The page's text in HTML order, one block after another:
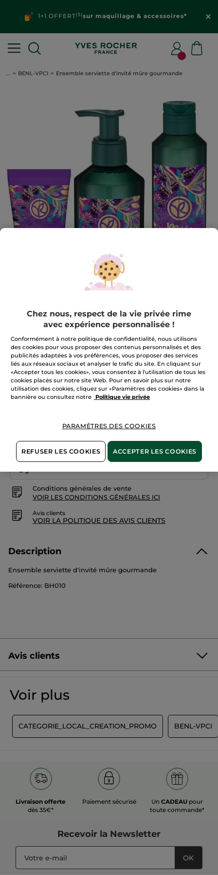
1+1 OFFERT(3)sur maquillage & accessoires*
... BENL-VPCI Ensemble serviette d'invité mûre gourmande
Ensemble serviette d'invité mûre
gourmande
Ensemble serviette d'invité mûre gourmande
★★★★★
★★★★★
Aucune
valeur
AJOUTER UN AVIS
Paiement sécurisé
Conditions générales de vente
VOIR LES CONDITIONS GÉNÉRALES ICI
Avis clients
VOIR LA POLITIQUE DES AVIS CLIENTS
Description
Ensemble serviette d'invité mûre gourmande
Référence: BH010
Avis clients
Aucune
valeur
pour
de
AJOUTER UN AVIS
Voir plus
CATEGORIE_LOCAL_CREATION_PROMO BENL-VPCI
Livraison offerte
dès 35€*
Paiement sécurisé UnCADEAU pour
toute commande*
Recevoir la Newsletter
OK
Chez nous, respect de la vie privée rime
avec expérience personnalisée !
Conformément à notre politique de confidentialité, nous utilisons
des cookies pour vous proposer des contenus personnalisés et des
publicités adaptées à vos préférences, vous proposer des services
liés aux réseaux sociaux et analyser le trafic du site. En cliquant sur
«Accepter tous les cookies», vous consentez à l'utilisation de tous les
cookies placés sur notre site Web. Pour en savoir plus sur notre
utilisation des cookies, cliquez sur «Paramètres des cookies» dans la
bannière ou consultez notre
Politique vie privée
PARAMÈTRES DES COOKIES
REFUSER LES COOKIES ACCEPTER LES COOKIES